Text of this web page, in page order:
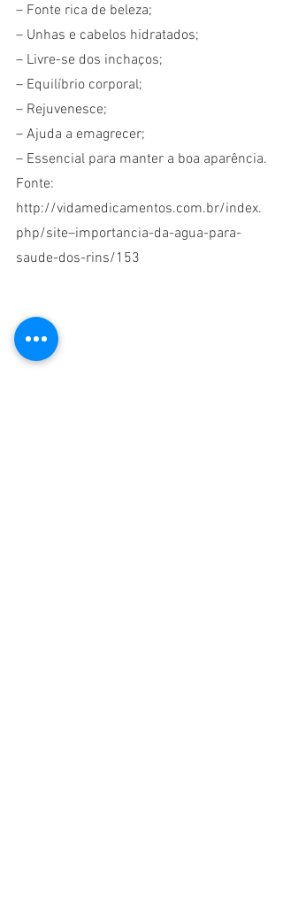
– Fonte rica de beleza;
– Unhas e cabelos hidratados;
– Livre-se dos inchaços;
– Equilíbrio corporal;
– Rejuvenesce;
– Ajuda a emagrecer;
– Essencial para manter a boa aparência.
Fonte:
http://vidamedicamentos.com.br/index.
php/site–importancia-da-agua-para-
saude-dos-rins/153